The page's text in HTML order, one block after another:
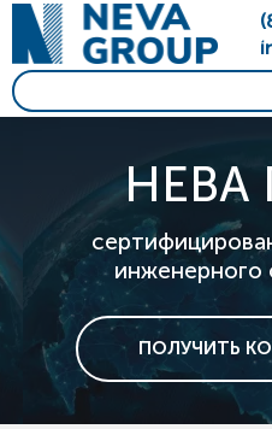
НЕВА
инженерного
ПОЛУЧИТЬ